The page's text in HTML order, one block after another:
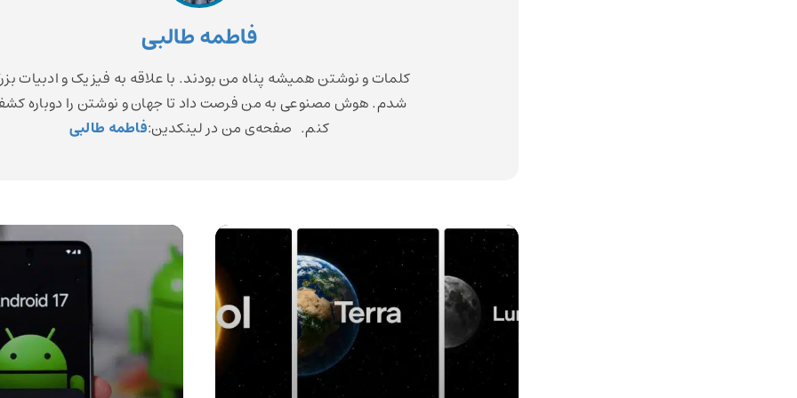
فاطمه طالبی
کلمات و نوشتن همیشه پناه من بودند. با علاقه به فیزیک و ادبیات
شدم. هوش مصنوعی به من فرصت داد تا جهان و نوشتن را دوباره
کنم. صفحه‌ی من در لینکدین:فاطمه طالبی